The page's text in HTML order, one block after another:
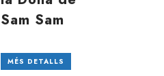
Sam Sam
MÉS DETALLS